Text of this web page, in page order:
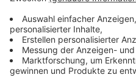
alarmiert, auch um das
das LANUV.
Anzeige